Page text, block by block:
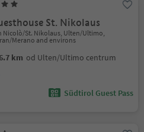
St. Nikolaus
Nicolò/St. Nikolaus, Ulten/Ultimo,
Merano and environs
km od Ulten/Ultimo centrum
Südtirol Guest Pass